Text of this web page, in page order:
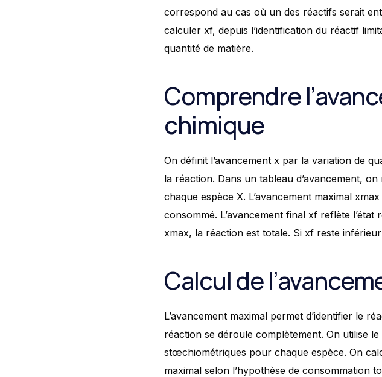
correspond au cas où un des réactifs serait
calculer xf, depuis l’identification du réactif
quantité de matière.
Comprendre
chimique
On définit l’avancement x par la variation de
la réaction. Dans un tableau d’avancement,
chaque espèce X. L’avancement maximal
consommé. L’avancement final xf reflète
xmax, la réaction est totale. Si xf reste
Calcul de
L’avancement maximal permet d’identifier le
réaction se déroule complètement. On utilise
stœchiométriques pour chaque espèce. On
maximal selon l’hypothèse de consommation